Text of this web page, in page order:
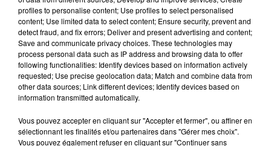
Richard Ferrand est accompagné en Lozère par
JuppéetJacqueline Gourault, membres du Conseil
constitutionnel, pour ces deux jours placés sous le
signe de la proximité et de la pédagogie
institutionnelle.
du dépôt de cookies que vous avez exprimé. Si
vous souhaitez l'afficher, merci de nous donner
profiles to personalise content; Use profiles to select personalised
content; Use limited data to select content; Ensure security, prevent and
detect fraud, and fix errors; Deliver and present advertising and content;
Save and communicate privacy choices. These technologies may
process personal data such as IP address and browsing data to offer
following functionalities: Identify devices based on information actively
requested; Use precise geolocation data; Match and combine data from
other data sources; Link different devices; Identify devices based on
information transmitted automatically.
Vous pouvez accepter en cliquant sur "Accepter et fermer", ou affiner en
sélectionnant les finalités et/ou partenaires dans "Gérer mes choix".
Vous pouvez également refuser en cliquant sur "Continuer sans